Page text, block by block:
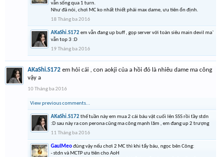
vẫn sống qua 1 turn.
Như đã nói, chơi MC ko nhất thiết phải max dame, ưu tiên ổn định.
18 Tháng ba 2016
AKaShi.S172em vẫn đang up buff , gọp server với toàn siêu main devil ma`
vẫn top 3 :D
19 Tháng ba 2016
AKaShi.S172 em hỏi cái , con aokji của a hồi đó là nhiêu dame ma công
vậy a
10 Tháng ba 2016
View previous comments...
AKaShi.S172thế tuần này em mua 2 cái báu vật cuối lên SSS rồi tầy stdn
:D sau này ra con perona cũng ma công mạnh lăm , em đang up 2 trượng
11 Tháng ba 2016
GauIMeođúng vậy nếu chơi 2 MC thì khi tẩy báu, ngọc bên Công:
- stdn và MCTP ưu tiên cho AoH